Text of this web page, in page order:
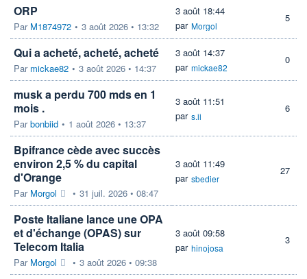
ORP
Par M1874972 • 3 août 2026 • 13:32
3 août 18:44
par Morgol
5
Qui a acheté, acheté, acheté
Par mickae82 • 3 août 2026 • 14:37
3 août 14:37
par mickae82
0
musk a perdu 700 mds en 1
mois .
Parbonbiid • 1 août 2026 • 13:37
3 août 11:51
par s.ii
6
Bpifrance cède avec succès
environ 2,5 % du capital
d'Orange
Par Morgol • 31 juil. 2026 • 08:47
3 août 11:49
par sbedier
27
Poste Italiane lance une OPA
et d'échange (OPAS) sur
Telecom Italia
Par Morgol • 3 août 2026 • 09:38
3 août 09:58
par hinojosa
3